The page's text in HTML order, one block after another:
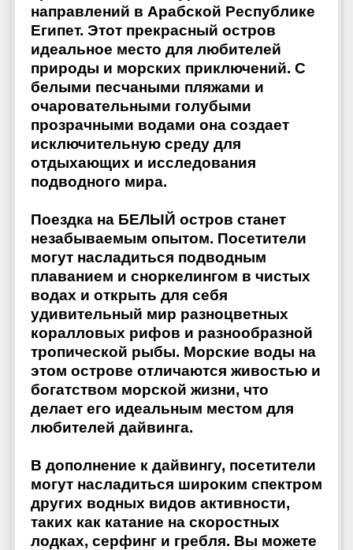
направлений в Арабской Республике
Египет. Этот прекрасный остров
идеальное место для любителей
природы и морских приключений. С
белыми песчаными пляжами и
очаровательными голубыми
прозрачными водами она создает
исключительную среду для
отдыхающих и исследования
подводного мира.
Поездка на БЕЛЫЙ остров станет
незабываемым опытом. Посетители
могут насладиться подводным
плаванием и сноркелингом в чистых
водах и открыть для себя
удивительный мир разноцветных
коралловых рифов и разнообразной
тропической рыбы. Морские воды на
этом острове отличаются живостью и
богатством морской жизни, что
делает его идеальным местом для
любителей дайвинга.
В дополнение к дайвингу, посетители
могут насладиться широким спектром
других водных видов активности,
таких как катание на скоростных
лодках, серфинг и гребля. Вы можете